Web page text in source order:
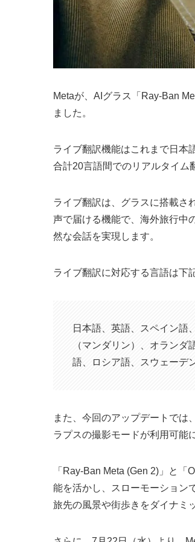
Metaが、AIグラス「Ray-Ban
ました。
ライブ翻訳機能はこれまで日本
合計20言語間でのリアルタイム
ライブ翻訳は、グラスに搭載さ
声で届ける機能で、海外旅行中
然な会話を実現します。
ライブ翻訳に対応する言語は下
日本語、英語、スペイン語
（マンダリン）、オラン
語、ロシア語、スウェーデ
また、今回のアップデートでは
ラプスの撮影モードが利用可能
「Ray-Ban Meta (Gen 2)」と
能を活かし、スローモーション
旅先の風景や街歩きをダイナミ